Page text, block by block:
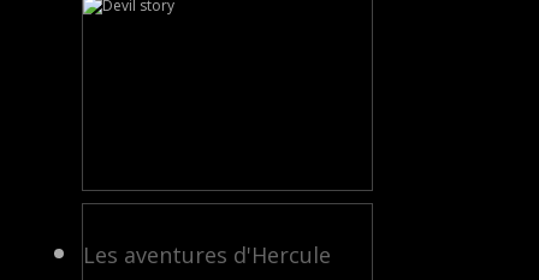
Les aventures d'Hercule